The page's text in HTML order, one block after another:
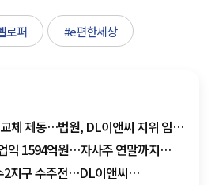
로퍼 #e편한세상
체 제동…법원, DL이앤씨 지위 임시
익 1594억원…자사주 연말까지
2지구 수주전…DL이앤씨